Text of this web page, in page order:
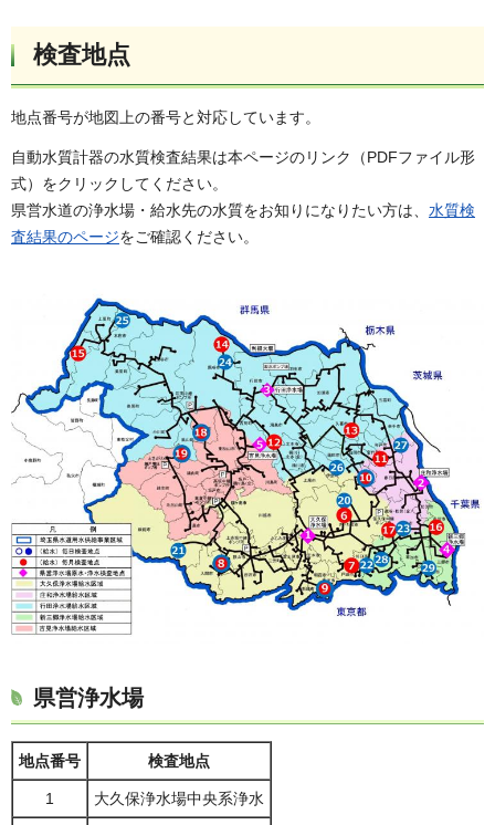
検査地点
地点番号が地図上の番号と対応しています。
自動水質計器の水質検査結果は本ページのリンク（PDFファイル形
式）をクリックしてください。
県営水道の浄水場・給水先の水質をお知りになりたい方は、 水質検
査結果のページをご確認ください。
県営浄水場
地点番号 検査地点
1 大久保浄水場中央系浄水